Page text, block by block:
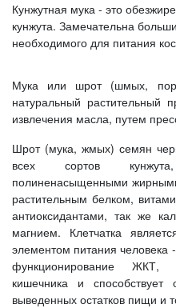
Кунжутная мука - это
кунжута. Замечательна
необходимого для питания
Мука или шрот (шмых,
натуральный растительный
извлечения масла, путем
Шрот (мука, жмых) семян
всех сортов
полиненасыщенными
растительным белком,
антиоксидантами, так же
магнием. Клетчатка
элементом питания человека
функционирование ЖКТ,
кишечника и
выведенных остатков пищи и